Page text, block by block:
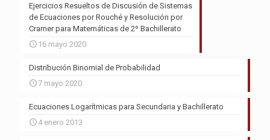
Ejercicios Resueltos de Discusión de Sistemas
de Ecuaciones por Rouché y Resolución por
Cramer para Matemáticas de 2º Bachillerato
16 mayo 2020
Distribución Binomial de Probabilidad
7 mayo 2020
Ecuaciones Logarítmicas para Secundaria y Bachillerato
4 enero 2013